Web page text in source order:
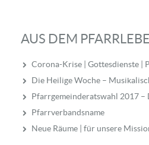
AUS DEM
Corona-Krise | Gottesdienste |
Die Heilige Woche –
Pfarrgemeinderatswahl 2017 –
Pfarrverbandsname
Neue Räume | für unsere